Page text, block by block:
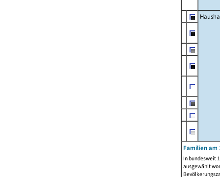
Familien am
In bundesweit
ausgewählt